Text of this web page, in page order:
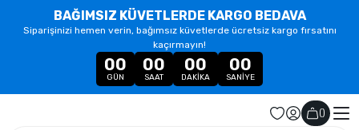
BAĞIMSIZ KÜVETLERDE KARGO BEDAVA
Siparişinizi hemen verin, bağımsız küvetlerde ücretsiz kargo fırsatını
kaçırmayın!
00
GÜN
00
SAAT
00
DAKIKA
00
SANIYE
()